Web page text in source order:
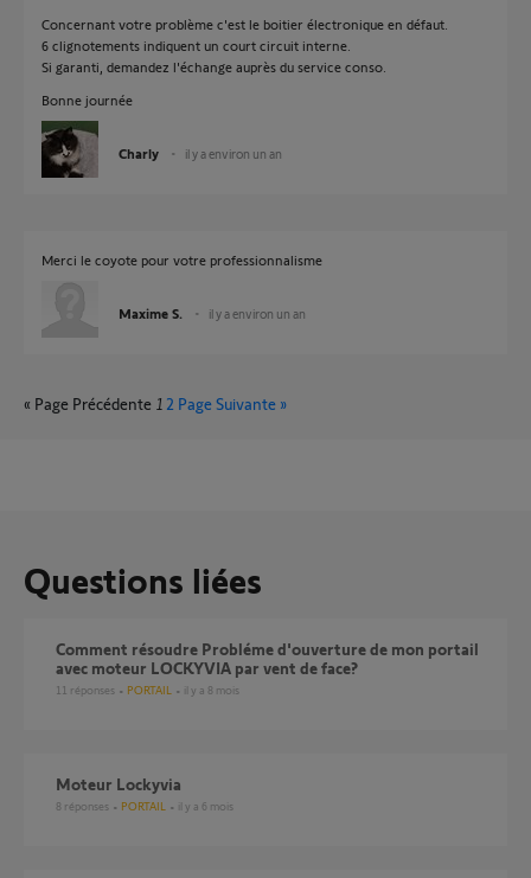
Concernant votre problème c'est le boitier électronique en défaut.
6 clignotements indiquent un court circuit interne.
Si garanti, demandez l'échange auprès du service conso.
Bonne journée
Charly il y a environ un an
Merci le coyote pour votre professionnalisme
Maxime S. il y a environ un an
« Page Précédente 1 2 Page Suivante »
Questions liées
Comment résoudre Probléme d'ouverture de mon portail
avec moteur LOCKYVIA par vent de face?
11 réponses PORTAIL il y a 8 mois
Moteur Lockyvia
8 réponses PORTAIL il y a 6 mois